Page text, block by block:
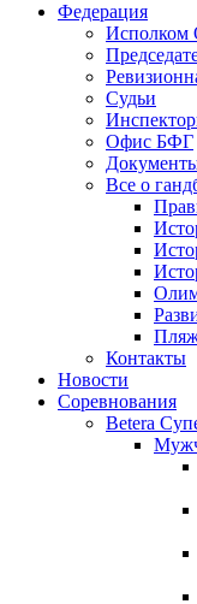
Федерация
Судьи
Офис БФГ
Все о
Контакты
Новости
Соревнования
Betera